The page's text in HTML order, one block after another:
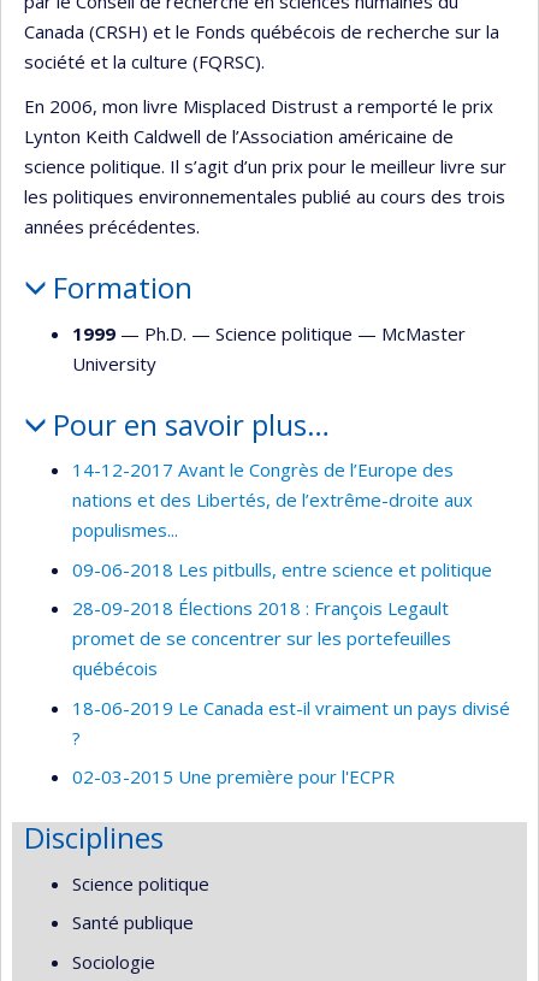
Canada (CRSH) et le Fonds québécois de recherche sur la
société et la culture (FQRSC).
En 2006, mon livre Misplaced Distrust a remporté le prix
Lynton Keith Caldwell de l’Association américaine de
science politique. Il s’agit d’un prix pour le meilleur livre sur
les politiques environnementales publié au cours des trois
années précédentes.
Formation
1999 — Ph.D. — Science politique — McMaster
University
Pour en savoir plus…
14-12-2017 Avant le Congrès de l’Europe des
nations et des Libertés, de l’extrême-droite aux
populismes...
09-06-2018 Les pitbulls, entre science et politique
28-09-2018 Élections 2018 : François Legault
promet de se concentrer sur les portefeuilles
québécois
18-06-2019 Le Canada est-il vraiment un pays divisé
?
02-03-2015 Une première pour l'ECPR
Disciplines
Science politique
Santé publique
Sociologie